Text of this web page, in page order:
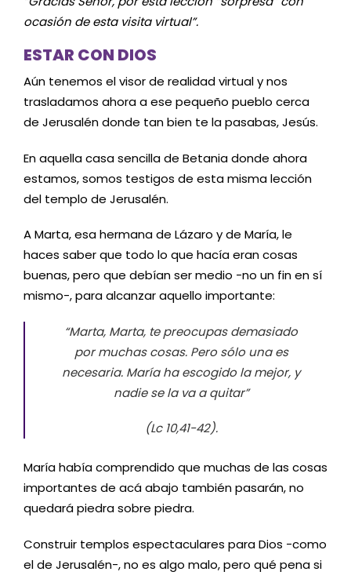
ocasión de esta visita virtual”.
ESTAR CON DIOS
Aún tenemos el visor de realidad virtual y nos
trasladamos ahora a ese pequeño pueblo cerca
de Jerusalén donde tan bien te la pasabas, Jesús.
En aquella casa sencilla de Betania donde ahora
estamos, somos testigos de esta misma lección
del templo de Jerusalén.
A Marta, esa hermana de Lázaro y de María, le
haces saber que todo lo que hacía eran cosas
buenas, pero que debían ser medio -no un fin en sí
mismo-, para alcanzar aquello importante:
“Marta, Marta, te preocupas demasiado
por muchas cosas. Pero sólo una es
necesaria. María ha escogido la mejor, y
nadie se la va a quitar”
(Lc 10,41-42).
María había comprendido que muchas de las cosas
importantes de acá abajo también pasarán, no
quedará piedra sobre piedra.
Construir templos espectaculares para Dios -como
el de Jerusalén-, no es algo malo, pero qué pena si